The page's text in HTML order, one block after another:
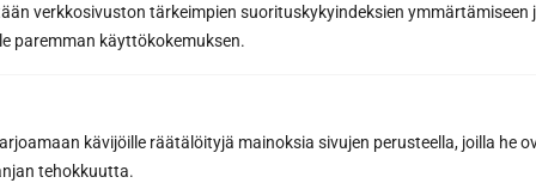
verkkosivuston tärkeimpien suorituskykyindeksien ymmärtämiseen
paremman käyttökokemuksen.
kävijöille räätälöityjä mainoksia sivujen perusteella, joilla he
tehokkuutta.
Sähköposti *
Viesti tai lisätiedot...